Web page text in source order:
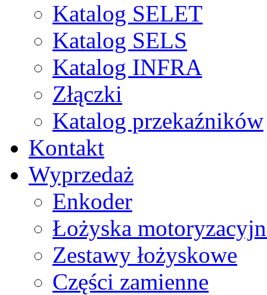
Katalog SELET
Katalog SELS
Katalog INFRA
Złączki
Katalog przekaźników
Kontakt
Wyprzedaż
Enkoder
Łożyska
Zestawy łożyskowe
Części zamienne